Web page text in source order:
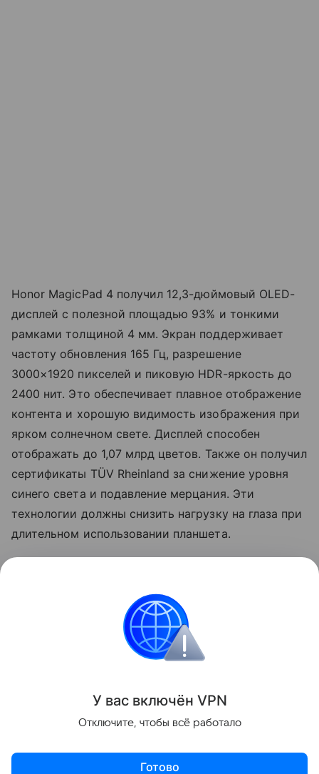
Honor MagicPad 4 получил 12,3-дюймовый OLED-
дисплей с полезной площадью 93% и тонкими
рамками толщиной 4 мм. Экран поддерживает
частоту обновления 165 Гц, разрешение
3000×1920 пикселей и пиковую HDR-яркость до
2400 нит. Это обеспечивает плавное отображение
контента и хорошую видимость изображения при
ярком солнечном свете. Дисплей способен
отображать до 1,07 млрд цветов. Также он получил
сертификаты TÜV Rheinland за снижение уровня
синего света и подавление мерцания. Эти
технологии должны снизить нагрузку на глаза при
длительном использовании планшета.
обзоре Hi-Tech Mail
Планшеты
Поделиться
У вас включён VPN
Отключите, чтобы всё работало
Готово